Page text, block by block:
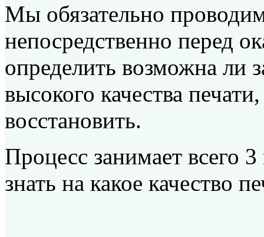
Мы обязательно
непосредственно перед
определить возможна ли
высокого качества
восстановить.
Процесс занимает всего
знать на какое качество